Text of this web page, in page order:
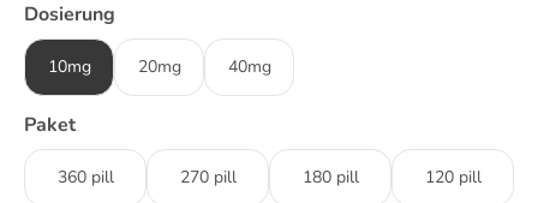
Dosierung
10mg 20mg 40mg
Paket
360 pill 270 pill 180 pill 120 pill